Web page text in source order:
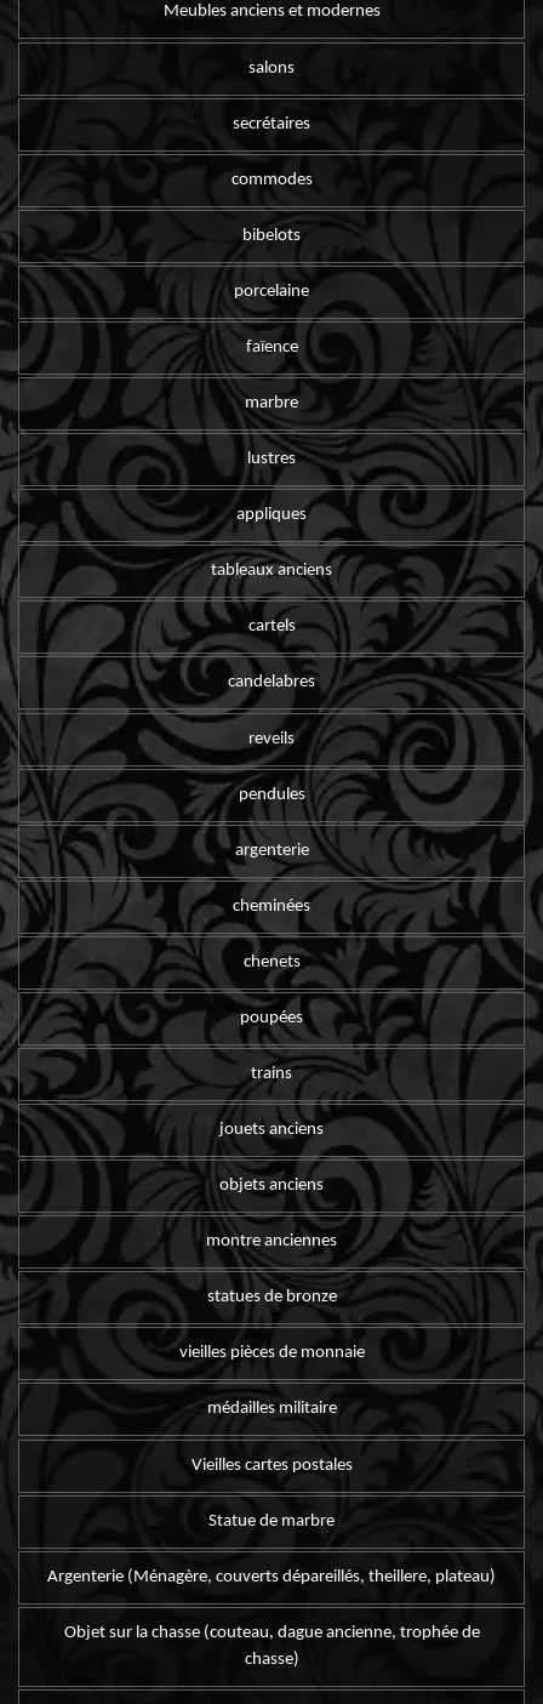
Meubles anciens et modernes
salons
secrétaires
commodes
bibelots
porcelaine
faïence
marbre
lustres
appliques
tableaux anciens
cartels
candelabres
reveils
pendules
argenterie
cheminées
chenets
poupées
trains
jouets anciens
objets anciens
montre anciennes
statues de bronze
vieilles pièces de monnaie
médailles militaire
Vieilles cartes postales
Statue de marbre
Argenterie (Ménagère, couverts dépareillés, theillere, plateau)
Objet sur la chasse (couteau, dague ancienne, trophée de
chasse)